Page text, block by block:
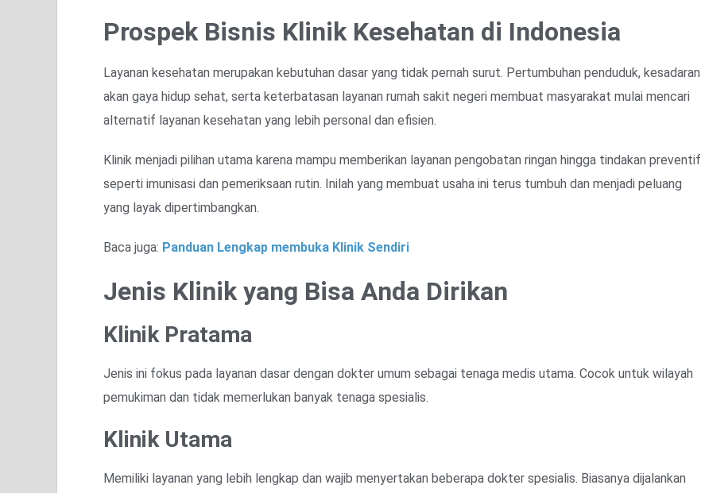
Prospek Bisnis Klinik Kesehatan di Indonesia
Layanan kesehatan merupakan kebutuhan dasar yang tidak pernah surut. Pertumbuhan penduduk, kesadaran
akan gaya hidup sehat, serta keterbatasan layanan rumah sakit negeri membuat masyarakat mulai mencari
alternatif layanan kesehatan yang lebih personal dan efisien.
Klinik menjadi pilihan utama karena mampu memberikan layanan pengobatan ringan hingga tindakan preventif
seperti imunisasi dan pemeriksaan rutin. Inilah yang membuat usaha ini terus tumbuh dan menjadi peluang
yang layak dipertimbangkan.
Baca juga: Panduan Lengkap membuka Klinik Sendiri
Jenis Klinik yang Bisa Anda Dirikan
Klinik Pratama
Jenis ini fokus pada layanan dasar dengan dokter umum sebagai tenaga medis utama. Cocok untuk wilayah
pemukiman dan tidak memerlukan banyak tenaga spesialis.
Klinik Utama
Memiliki layanan yang lebih lengkap dan wajib menyertakan beberapa dokter spesialis. Biasanya dijalankan